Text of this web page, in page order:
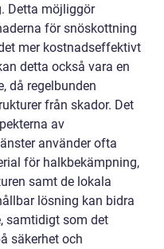
Detta möjliggör
för snöskottning
mer kostnadseffektivt
detta också vara en
då regelbunden
från skador. Det
av
använder ofta
för halkbekämpning,
samt de lokala
lösning kan bidra
samtidigt som det
säkerhet och